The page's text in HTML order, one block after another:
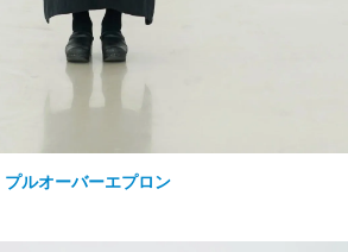
ルオーバーエプロン